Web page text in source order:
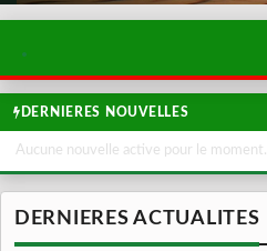
DERNIERES NOUVELLES
Aucune nouvelle active pour le moment.
DERNIERES ACTUALITES